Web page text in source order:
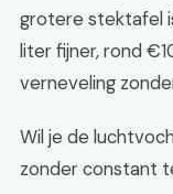
grotere stektafel
liter fijner, rond
verneveling
Wil je de
zonder constant